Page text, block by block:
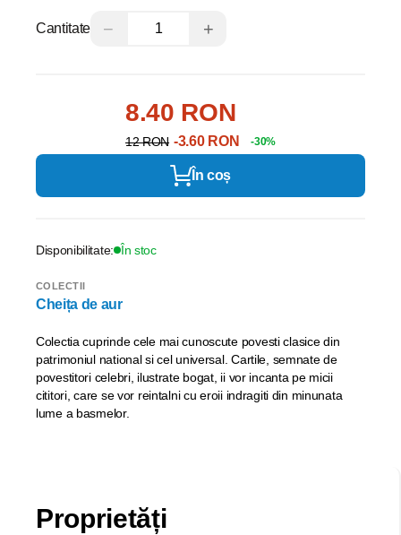
Cantitate − +
8.40 RON
12 RON -3.60 RON -30%
În coș
Disponibilitate: În stoc
COLECTII
Cheița de aur
Colectia cuprinde cele mai cunoscute povesti clasice din
patrimoniul national si cel universal. Cartile, semnate de
povestitori celebri, ilustrate bogat, ii vor incanta pe micii
cititori, care se vor reintalni cu eroii indragiti din minunata
lume a basmelor.
Proprietăți